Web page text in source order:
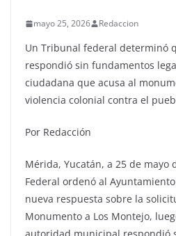
mayo 25, 2026 Redaccion
Un Tribunal federal determinó
respondió sin fundamentos
ciudadana que acusa al
violencia colonial contra el
Por Redacción
Mérida, Yucatán, a 25 de mayo
Federal ordenó al
nueva respuesta sobre la
Monumento a Los Montejo,